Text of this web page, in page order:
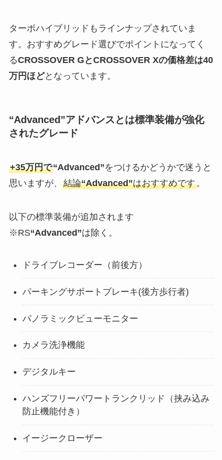
ターボハイブリッドもラインナップされていま
す。おすすめグレード選びでポイントになってく
るCROSSOVER GとCROSSOVER Xの価格差は40
万円ほどとなっています。
“Advanced”アドバンスとは標準装備が強化
されたグレード
+35万円で“Advanced”をつけるかどうかで迷うと
思いますが、 結論“Advanced”はおすすめです。
以下の標準装備が追加されます
※RS“Advanced”は除く。
ドライブレコーダー（前後方）
パーキングサポートブレーキ(後方歩行者)
パノラミックビューモニター
カメラ洗浄機能
デジタルキー
ハンズフリーパワートランクリッド（挟み込み
防止機能付き）
イージークローザー